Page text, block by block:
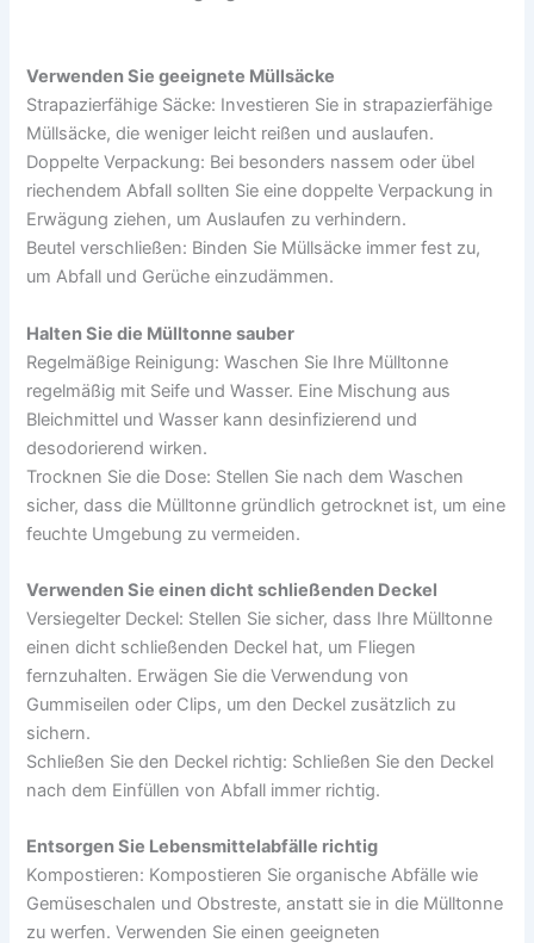
Verwenden Sie geeignete Müllsäcke
Strapazierfähige Säcke: Investieren Sie in strapazierfähige
Müllsäcke, die weniger leicht reißen und auslaufen.
Doppelte Verpackung: Bei besonders nassem oder übel
riechendem Abfall sollten Sie eine doppelte Verpackung in
Erwägung ziehen, um Auslaufen zu verhindern.
Beutel verschließen: Binden Sie Müllsäcke immer fest zu,
um Abfall und Gerüche einzudämmen.
Halten Sie die Mülltonne sauber
Regelmäßige Reinigung: Waschen Sie Ihre Mülltonne
regelmäßig mit Seife und Wasser. Eine Mischung aus
Bleichmittel und Wasser kann desinfizierend und
desodorierend wirken.
Trocknen Sie die Dose: Stellen Sie nach dem Waschen
sicher, dass die Mülltonne gründlich getrocknet ist, um eine
feuchte Umgebung zu vermeiden.
Verwenden Sie einen dicht schließenden Deckel
Versiegelter Deckel: Stellen Sie sicher, dass Ihre Mülltonne
einen dicht schließenden Deckel hat, um Fliegen
fernzuhalten. Erwägen Sie die Verwendung von
Gummiseilen oder Clips, um den Deckel zusätzlich zu
sichern.
Schließen Sie den Deckel richtig: Schließen Sie den Deckel
nach dem Einfüllen von Abfall immer richtig.
Entsorgen Sie Lebensmittelabfälle richtig
Kompostieren: Kompostieren Sie organische Abfälle wie
Gemüseschalen und Obstreste, anstatt sie in die Mülltonne
zu werfen. Verwenden Sie einen geeigneten